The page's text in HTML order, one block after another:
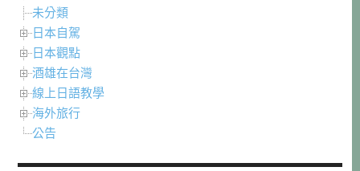
未分類
日本自駕
日本觀點
酒雄在台灣
線上日語教學
海外旅行
公告